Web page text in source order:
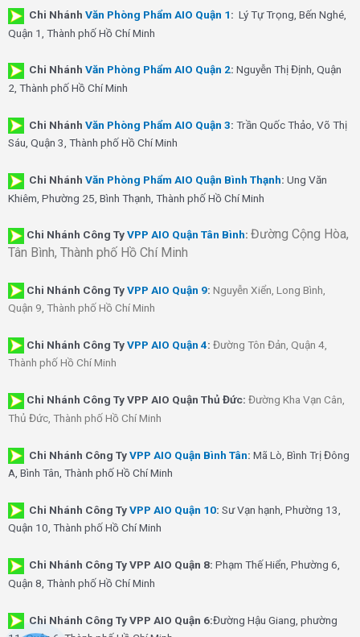
Chi Nhánh Văn Phòng Phẩm AIO Quận 1: Lý Tự Trọng, Bến Nghé,
Quận 1, Thành phố Hồ Chí Minh
Chi Nhánh Văn Phòng Phẩm AIO Quận 2: Nguyễn Thị Định, Quận
2, Thành phố Hồ Chí Minh
Chi Nhánh Văn Phòng Phẩm AIO Quận 3: Trần Quốc Thảo, Võ Thị
Sáu, Quận 3, Thành phố Hồ Chí Minh
Chi Nhánh Văn Phòng Phẩm AIO Quận Bình Thạnh: Ung Văn
Khiêm, Phường 25, Bình Thạnh, Thành phố Hồ Chí Minh
Chi Nhánh Công TyVPP AIO Quận Tân Bình: Đường Cộng Hòa,
Tân Bình, Thành phố Hồ Chí Minh
Chi Nhánh Công TyVPP AIO Quận 9: Nguyễn Xiển, Long Bình,
Quận 9, Thành phố Hồ Chí Minh
Chi Nhánh Công TyVPP AIO Quận 4: Đường Tôn Đản, Quận 4,
Thành phố Hồ Chí Minh
Chi Nhánh Công Ty VPP AIO Quận Thủ Đức: Đường Kha Vạn Cân,
Thủ Đức, Thành phố Hồ Chí Minh
Chi Nhánh Công TyVPP AIO Quận Bình Tân: Mã Lò, Bình Trị Đông
A, Bình Tân, Thành phố Hồ Chí Minh
Chi Nhánh Công TyVPP AIO Quận 10: Sư Vạn hạnh, Phường 13,
Quận 10, Thành phố Hồ Chí Minh
Chi Nhánh Công Ty VPP AIO Quận 8: Phạm Thế Hiển, Phường 6,
Quận 8, Thành phố Hồ Chí Minh
Chi Nhánh Công Ty VPP AIO Quận 6:Đường Hậu Giang, phường